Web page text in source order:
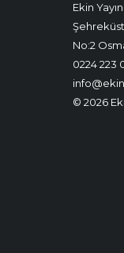
Ekin
No:2
0224 223
© 2026